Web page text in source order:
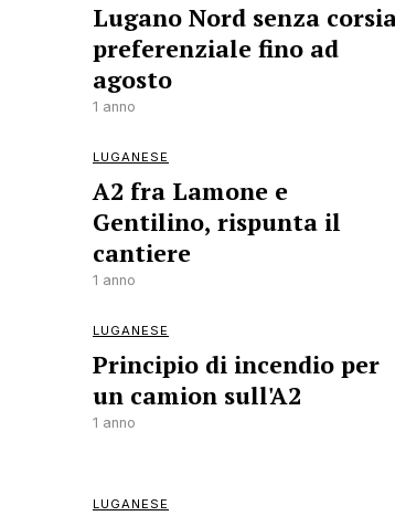
Lugano Nord senza
preferenziale fino ad
agosto
1 anno
LUGANESE
A2 fra Lamone e
Gentilino, rispunta il
cantiere
1 anno
LUGANESE
Principio di incendio per
un camion sull'A2
1 anno
LUGANESE